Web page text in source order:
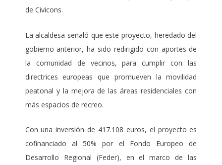
de Civicons.
La alcaldesa señaló que este proyecto, heredado del
gobierno anterior, ha sido redirigido con aportes de
la comunidad de vecinos, para cumplir con las
directrices europeas que promueven la movilidad
peatonal y la mejora de las áreas residenciales con
más espacios de recreo.
Con una inversión de 417.108 euros, el proyecto es
cofinanciado al 50% por el Fondo Europeo de
Desarrollo Regional (Feder), en el marco de las